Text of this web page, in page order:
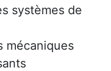
systèmes de
mécaniques